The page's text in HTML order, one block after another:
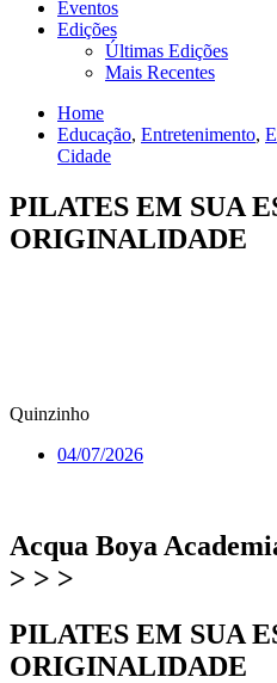
Eventos
Edições
Últimas Edições
Mais Recentes
Home
Educação, Entretenimento,
Cidade
PILATES EM SUA
ORIGINALIDADE
Quinzinho
04/07/2026
Acqua Boya
> > >
PILATES EM SUA
ORIGINALIDADE